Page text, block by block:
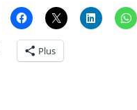
Plus